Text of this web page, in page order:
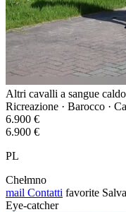
Altri cavalli a sangue
Ricreazione · Barocco ·
6.900 €
6.900 €
PL
Chełmno
mail Contatti favorite Salva
Eye-catcher